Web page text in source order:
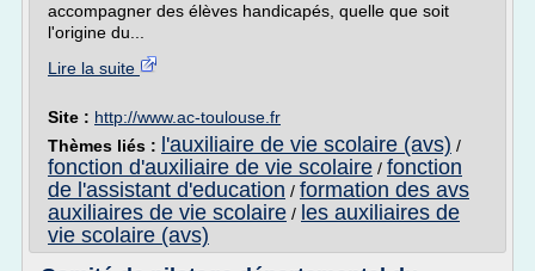
accompagner des élèves handicapés, quelle que soit
l'origine du...
Lire la suite
Site : http://www.ac-toulouse.fr
Thèmes liés :
l'auxiliaire de vie scolaire (avs) /
fonction d'auxiliaire de vie scolaire / fonction
de l'assistant d'education / formation des avs
auxiliaires de vie scolaire / les auxiliaires de
vie scolaire (avs)